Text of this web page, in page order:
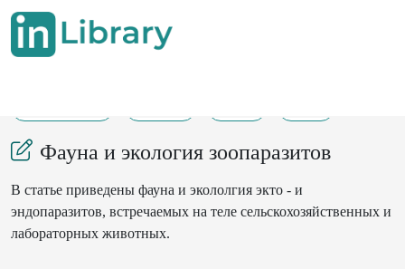
Фауна и экология зоопаразитов
В статье приведены фауна и экололгия экто - и
эндопаразитов, встречаемых на теле сельскохозяйственных и
лабораторных животных.